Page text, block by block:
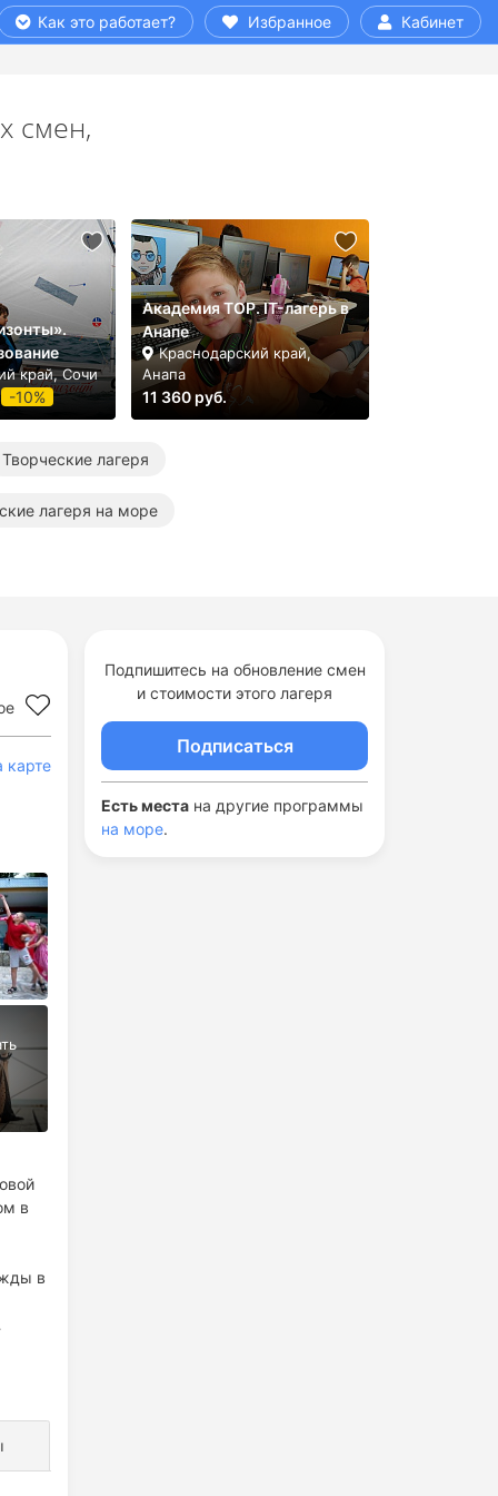
Как это работает? Избранное Кабинет
карте
в
Подпишитесь на обновление смен
и стоимости этого лагеря
Подписаться
Есть места на другие программы
на море.
смен,
край, Сочи
-10%
Академия TOP. IT-лагерь в
Анапе
Краснодарский край,
Анапа
11 360 руб.
Творческие лагеря
лагеря на море
Творческие лагеря в Туапсе
Оздоровительные лагеря на море